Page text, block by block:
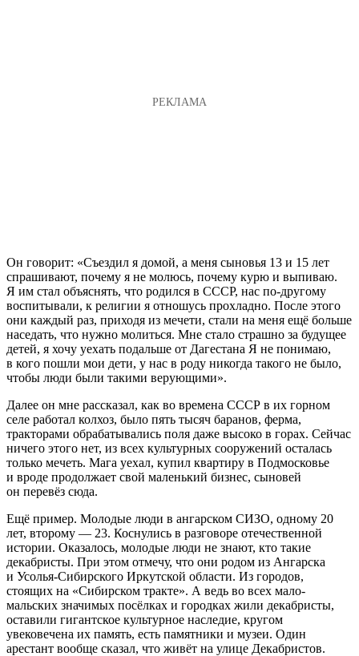
Он говорит: «Съездил я домой, а меня сыновья 13 и 15 лет
спрашивают, почему я не молюсь, почему курю и выпиваю.
Я им стал объяснять, что родился в СССР, нас по-другому
воспитывали, к религии я отношусь прохладно. После этого
они каждый раз, приходя из мечети, стали на меня ещё больше
наседать, что нужно молиться. Мне стало страшно за будущее
детей, я хочу уехать подальше от Дагестана Я не понимаю,
в кого пошли мои дети, у нас в роду никогда такого не было,
чтобы люди были такими верующими».
Далее он мне рассказал, как во времена СССР в их горном
селе работал колхоз, было пять тысяч баранов, ферма,
тракторами обрабатывались поля даже высоко в горах. Сейчас
ничего этого нет, из всех культурных сооружений осталась
только мечеть. Мага уехал, купил квартиру в Подмосковье
и вроде продолжает свой маленький бизнес, сыновей
он перевёз сюда.
Ещё пример. Молодые люди в ангарском СИЗО, одному 20
лет, второму — 23. Коснулись в разговоре отечественной
истории. Оказалось, молодые люди не знают, кто такие
декабристы. При этом отмечу, что они родом из Ангарска
и Усолья-Сибирского Иркутской области. Из городов,
стоящих на «Сибирском тракте». А ведь во всех мало-
мальских значимых посёлках и городках жили декабристы,
оставили гигантское культурное наследие, кругом
увековечена их память, есть памятники и музеи. Один
арестант вообще сказал, что живёт на улице Декабристов.